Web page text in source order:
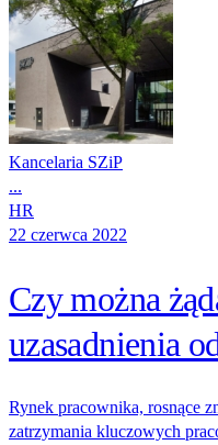
Kancelaria SZiP
...
HR
22 czerwca 2022
Czy można
uzasadnienia
Rynek pracownika, rosnące
zatrzymania kluczowych